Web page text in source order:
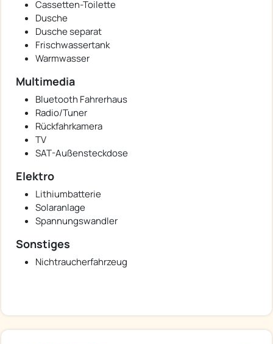
Cassetten-Toilette
Dusche
Dusche separat
Frischwassertank
Warmwasser
Multimedia
Bluetooth Fahrerhaus
Radio/Tuner
Rückfahrkamera
TV
SAT-Außensteckdose
Elektro
Lithiumbatterie
Solaranlage
Spannungswandler
Sonstiges
Nichtraucherfahrzeug